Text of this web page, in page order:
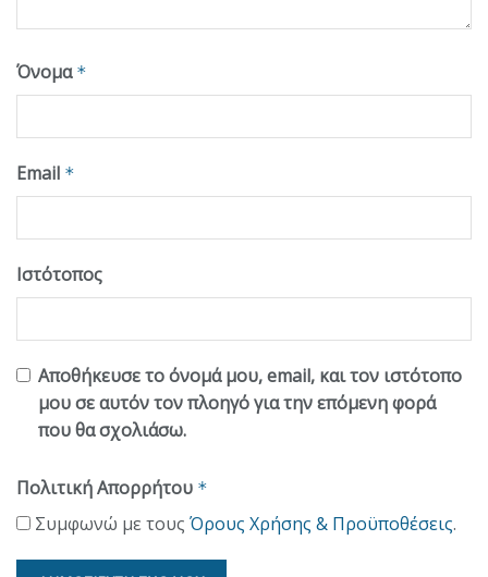
Όνομα *
Email *
Ιστότοπος
Αποθήκευσε το όνομά μου, email, και τον ιστότοπο
μου σε αυτόν τον πλοηγό για την επόμενη φορά
που θα σχολιάσω.
Πολιτική Απορρήτου *
Συμφωνώ με τους Όρους Χρήσης & Προϋποθέσεις.